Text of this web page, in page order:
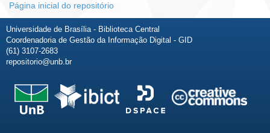
Página inicial do repositório
Universidade de Brasília - Biblioteca Central
Coordenadoria de Gestão da Informação Digital - GID
(61) 3107-2683
repositorio@unb.br